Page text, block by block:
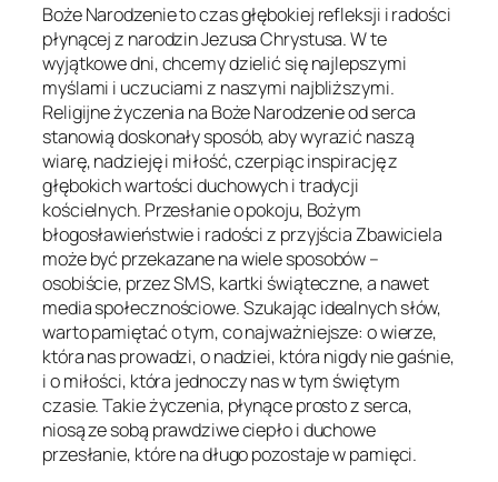
Boże Narodzenie to czas głębokiej refleksji i radości
płynącej z narodzin Jezusa Chrystusa. W te
wyjątkowe dni, chcemy dzielić się najlepszymi
myślami i uczuciami z naszymi najbliższymi.
Religijne życzenia na Boże Narodzenie od serca
stanowią doskonały sposób, aby wyrazić naszą
wiarę, nadzieję i miłość, czerpiąc inspirację z
głębokich wartości duchowych i tradycji
kościelnych. Przesłanie o pokoju, Bożym
błogosławieństwie i radości z przyjścia Zbawiciela
może być przekazane na wiele sposobów –
osobiście, przez SMS, kartki świąteczne, a nawet
media społecznościowe. Szukając idealnych słów,
warto pamiętać o tym, co najważniejsze: o wierze,
która nas prowadzi, o nadziei, która nigdy nie gaśnie,
i o miłości, która jednoczy nas w tym świętym
czasie. Takie życzenia, płynące prosto z serca,
niosą ze sobą prawdziwe ciepło i duchowe
przesłanie, które na długo pozostaje w pamięci.